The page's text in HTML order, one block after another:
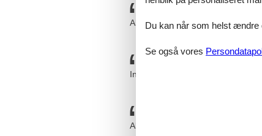
Alt perfekt. Hurtig og tryg
Intet at sætte en finger på.
Altid flinke og hjælpsomlige ved
Du kan når som helst ændre
Se også vores